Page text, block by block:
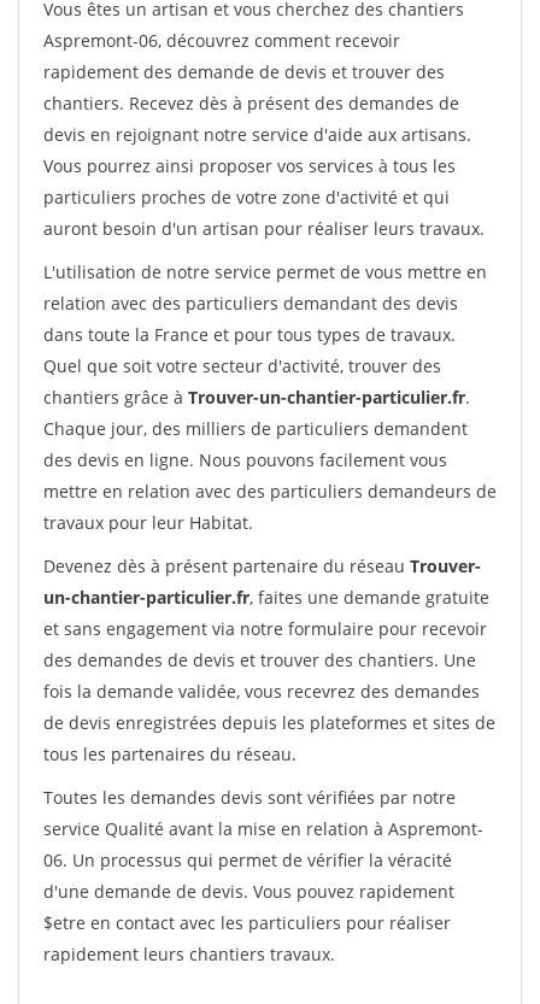
Vous êtes un artisan et vous cherchez des chantiers
Aspremont-06, découvrez comment recevoir
rapidement des demande de devis et trouver des
chantiers. Recevez dès à présent des demandes de
devis en rejoignant notre service d'aide aux artisans.
Vous pourrez ainsi proposer vos services à tous les
particuliers proches de votre zone d'activité et qui
auront besoin d'un artisan pour réaliser leurs travaux.
L'utilisation de notre service permet de vous mettre en
relation avec des particuliers demandant des devis
dans toute la France et pour tous types de travaux.
Quel que soit votre secteur d'activité, trouver des
chantiers grâce à Trouver-un-chantier-particulier.fr.
Chaque jour, des milliers de particuliers demandent
des devis en ligne. Nous pouvons facilement vous
mettre en relation avec des particuliers demandeurs de
travaux pour leur Habitat.
Devenez dès à présent partenaire du réseau Trouver-
un-chantier-particulier.fr, faites une demande gratuite
et sans engagement via notre formulaire pour recevoir
des demandes de devis et trouver des chantiers. Une
fois la demande validée, vous recevrez des demandes
de devis enregistrées depuis les plateformes et sites de
tous les partenaires du réseau.
Toutes les demandes devis sont vérifiées par notre
service Qualité avant la mise en relation à Aspremont-
06. Un processus qui permet de vérifier la véracité
d'une demande de devis. Vous pouvez rapidement
$etre en contact avec les particuliers pour réaliser
rapidement leurs chantiers travaux.